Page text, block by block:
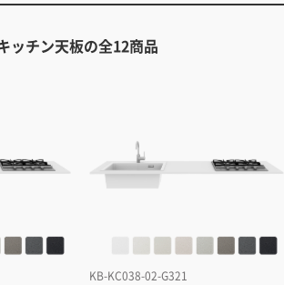
ッチン天板の全12商品
KB-KC038-02-G321